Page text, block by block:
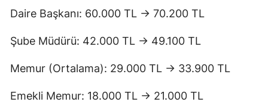
Daire Başkanı: 60.000 TL → 70.200 TL
Şube Müdürü: 42.000 TL → 49.100 TL
Memur (Ortalama): 29.000 TL → 33.900 TL
Emekli Memur: 18.000 TL → 21.000 TL